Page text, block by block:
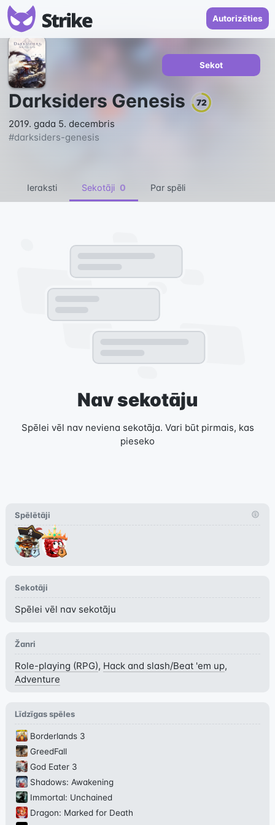
Autorizēties
Darksiders Genesis 72
2019. gada 5. decembris
#darksiders-genesis
Sekot
Ieraksti Sekotāji 0 Par spēli
Nav sekotāju
Spēlei vēl nav neviena sekotāja. Vari būt pirmais, kas
pieseko
Spēlētāji
Sekotāji
Spēlei vēl nav sekotāju
Žanri
Role-playing (RPG), Hack and slash/Beat 'em up,
Adventure
Līdzīgas spēles
Borderlands 3
GreedFall
God Eater 3
Shadows: Awakening
Immortal: Unchained
Dragon: Marked for Death